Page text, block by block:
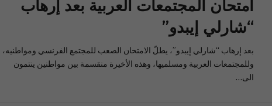
امتحان المجتمعات العربية بعد إرهاب
“شارلي إيبدو”
بعد إرهاب “شارلي إيبدو”، يطلّ الامتحان الصعب للمجتمع الفرنسي ومواطنيه،
وللمجتمعات العربية ومسلميها، وهذه الأخيرة منقسمة بين مواطنين ينتمون
الى…